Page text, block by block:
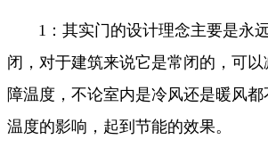
1：其实门的设计理念主要是永
闭，对于建筑来说它是常闭的，可
障温度，不论室内是冷风还是暖风
温度的影响，起到节能的效果。